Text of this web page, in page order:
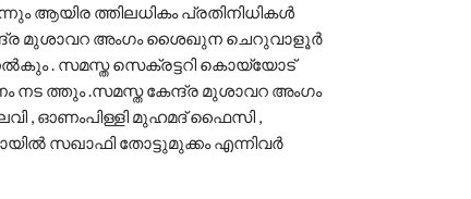
ആയിര ത്തിലധികം പ്രതിനിധികള്‍
മുശാവറ അംഗം ശൈഖുന ചെറുവാളൂര്‍
. സമസ്ത സെക്രട്ടറി കൊയ്യോട്
ത്തും .സമസ്ത കേന്ദ്ര മുശാവറ അംഗം
, ഓണംപിള്ളി മുഹമദ് ഫൈസി ,
സഖാഫി തോട്ടുമുക്കം എന്നിവര്‍